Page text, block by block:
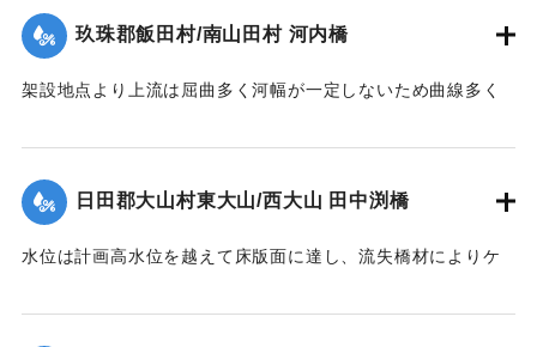
【出典：昭和28年西日本水害調査報告書（土木学会西部支部,
【出典：昭和28年西日本水害調査報告書（土木学会西部支部,
1957）】
玖珠郡飯田村/南山田村 河内橋
架設地点より上流は屈曲多く河幅が一定しないため曲線多く
る右岸橋台及び左岸側橋脚の河床を洗掘して転倒、橋体共流
失した。尚左岸側橋脚は50米下流に残存していた。
【出典：昭和28年西日本水害調査報告書（土木学会西部支部,
1957）】
日田郡大山村東大山/西大山 田中渕橋
水位は計画高水位を越えて床版面に達し、流失橋材によりケ
倒した。